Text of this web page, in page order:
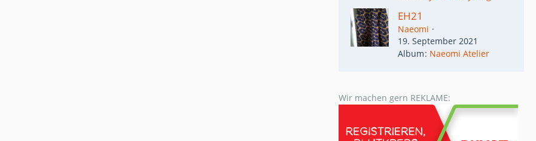
EH21
Naeomi
19. September 2021
Album Naeomi Atelier
Wir machen gern REKLAME: